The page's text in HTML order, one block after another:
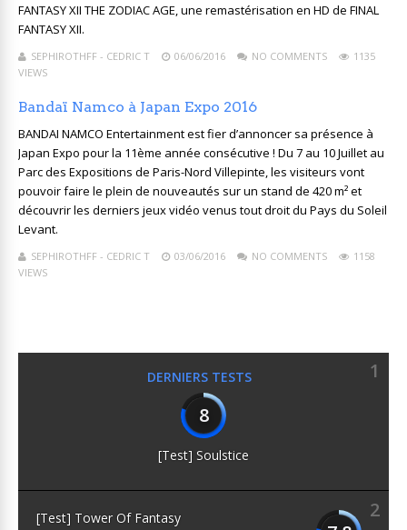
FANTASY XII THE ZODIAC AGE, une remastérisation en HD de FINAL
FANTASY XII.
SEPHIROTHFF - CEDRIC T 06/06/2016 NO COMMENTS
1135
VIEWS
Bandaï Namco à Japan Expo 2016
BANDAI NAMCO Entertainment est fier d’annoncer sa présence à
Japan Expo pour la 11ème année consécutive ! Du 7 au 10 Juillet au
Parc des Expositions de Paris-Nord Villepinte, les visiteurs vont
pouvoir faire le plein de nouveautés sur un stand de 420 m² et
découvrir les derniers jeux vidéo venus tout droit du Pays du Soleil
Levant.
SEPHIROTHFF - CEDRIC T 03/06/2016 NO COMMENTS
1158
VIEWS
DERNIERS TESTS
1
8
[Test] Soulstice
2
[Test] Tower Of Fantasy